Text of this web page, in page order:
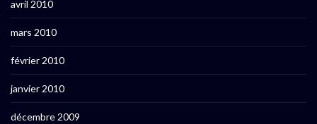
avril 2010
mars 2010
février 2010
janvier 2010
décembre 2009